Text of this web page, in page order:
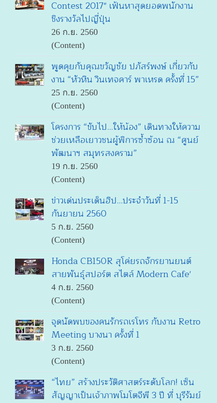
Contest 2017" เฟ้นหาสุดยอดพนักงาน
ชิงรางวัลไปญี่ปุ่น
26 ก.ย. 2560
(Content)
พูดคุยกับคุณขวัญชัย ปภัสร์พงษ์ เกี่ยวกับ
งาน “หัวหิน วินเทจคาร์ พาเหรด ครั้งที่ 15”
25 ก.ย. 2560
(Content)
โครงการ “ขับไป...ให้น้อง” เดินทางให้ความ
ช่วยเหลือเยาวชนผู้พิการซ้ำซ้อน ณ “ศูนย์
พัฒนาฯ สมุทรสงคราม”
19 ก.ย. 2560
(Content)
ข่าวเด่นประเด็นฮิป...ประจำวันที่ 1-15
กันยายน 2560
5 ก.ย. 2560
(Content)
Honda CB150R สุโค่ยรถจักรยานยนต์
สายพันธุ์สปอร์ต สไตล์ Modern Cafe'
4 ก.ย. 2560
(Content)
จุดนัดพบของคนรักรถเรโทร กับงาน Retro
Meeting บางนา ครั้งที่ 1
3 ก.ย. 2560
(Content)
“ไทย” สร้างประวัติศาสตร์ระดับโลก! เซ็น
สัญญาเป็นเจ้าภาพโมโตจีพี 3 ปี ที่ บุรีรัมย์